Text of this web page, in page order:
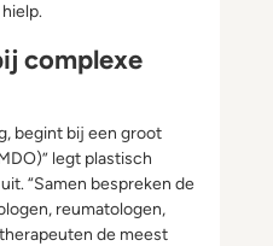
complexe
begint bij een groot
legt plastisch
“Samen bespreken de
reumatologen,
de meest